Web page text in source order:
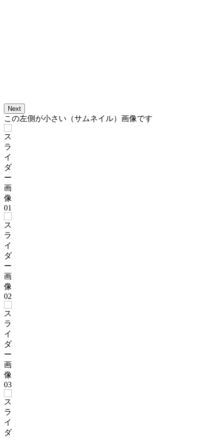
Next
この左側が小さい（サムネイル）画像です